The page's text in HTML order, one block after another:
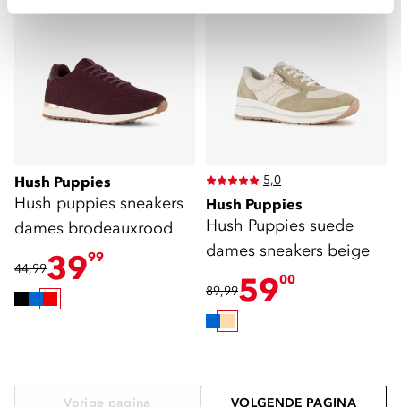
Hush Puppies
Hush puppies sneakers
dames brodeauxrood
44,993999
5,0
Hush Puppies
Hush Puppies suede
dames sneakers beige
89,995900
Vorige pagina VOLGENDE PAGINA